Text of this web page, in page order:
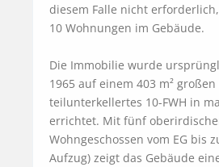
diesem Falle nicht
10 Wohnungen im Gebäude.
Die Immobilie wurde
1965 auf einem 403 m²
teilunterkellertes 10-FWH in
errichtet. Mit fünf
Wohngeschossen vom EG bis
Aufzug) zeigt das Gebäude